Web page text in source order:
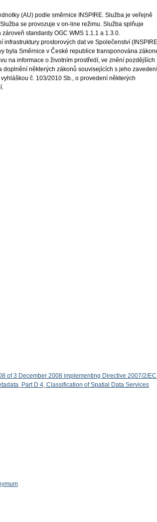
(AU) podle směrnice INSPIRE. Služba je veřejně
se provozuje v on-line režimu. Služba splňuje
standardy OGC WMS 1.1.1 a 1.3.0.
prostorových dat ve Společenství
byla Směrnice v České republice transponována
na informace o životním prostředí, ve znění pozdějších
některých zákonů souvisejících s jeho
č. 103/2010 Sb., o provedení některých
of 3 December 2008 implementing Directive 2007/2/EC
Part D 4, Classification of Spatial Data Services